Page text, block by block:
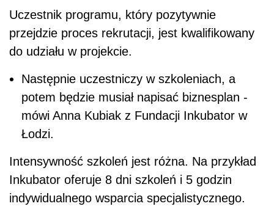
Uczestnik programu, który pozytywnie
przejdzie proces rekrutacji, jest kwalifikowany
do udziału w projekcie.
Następnie uczestniczy w szkoleniach, a
potem będzie musiał napisać biznesplan -
mówi Anna Kubiak z Fundacji Inkubator w
Łodzi.
Intensywność szkoleń jest różna. Na przykład
Inkubator oferuje 8 dni szkoleń i 5 godzin
indywidualnego wsparcia specjalistycznego.